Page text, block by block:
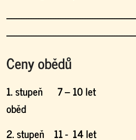
------------------
Ceny obědů
1. stupeň 7 – 10
oběd
2. stupeň 11 - 14